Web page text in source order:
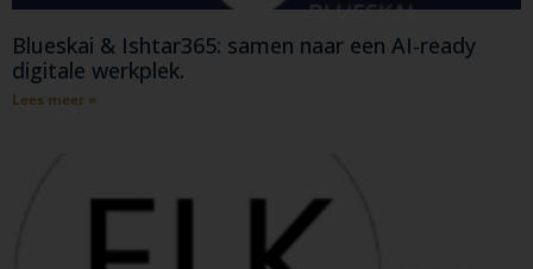
Blueskai & Ishtar365: samen naar een AI-ready
digitale werkplek.
Lees meer »